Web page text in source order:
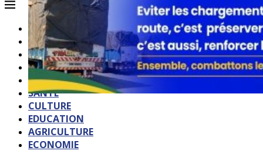
ACCUEIL
QUI SOMMES-NOUS?
POLITIQUE
SOCIETE
SPORTS
SANTE
CULTURE
EDUCATION
AGRICULTURE
ECONOMIE